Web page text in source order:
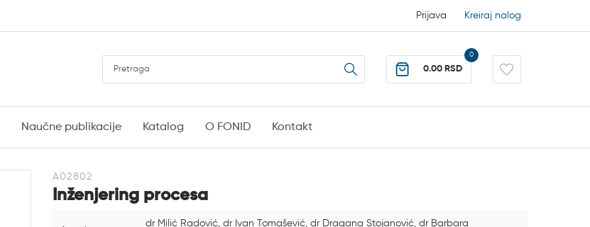
Prijava Kreiraj nalog
0
0.00 RSD
Naučne publikacije Katalog O FONID Kontakt
A02802
Inženjering procesa
dr Milić Radović, dr Ivan Tomašević, dr Dragana Stojanović, dr Barbara